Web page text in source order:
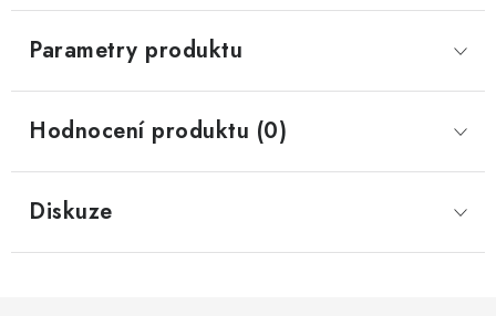
Parametry produktu
Hodnocení produktu (0)
Diskuze